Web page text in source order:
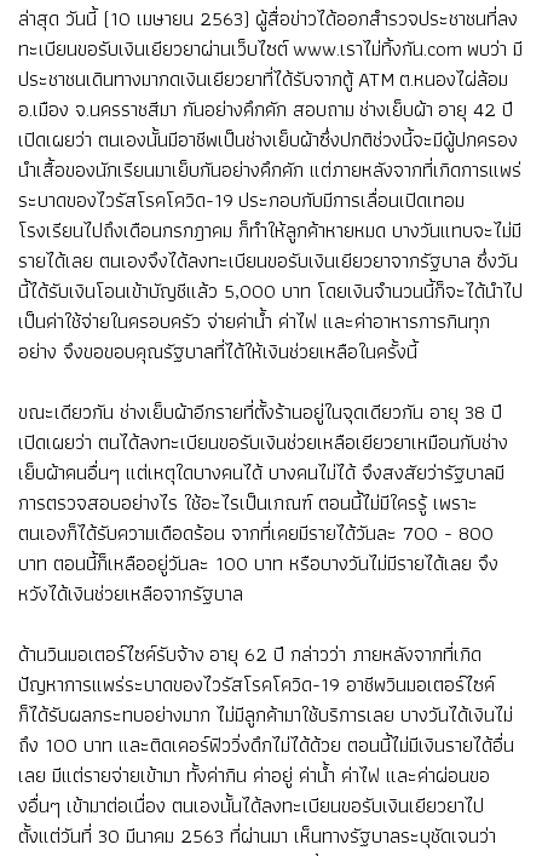
ล่าสุด วันนี้ (10 เมษายน 2563) ผู้สื่อข่าวได้ออกสำรวจประชาชนที่ลง
ทะเบียนขอรับเงินเยียวยาผ่านเว็บไซต์ www.เราไม่ทิ้งกัน.com พบว่า มี
ประชาชนเดินทางมากดเงินเยียวยาที่ได้รับจากตู้ ATM ต.หนองไผ่ล้อม
อ.เมือง จ.นครราชสีมา กันอย่างคึกคัก สอบถาม ช่างเย็บผ้า อายุ 42 ปี
เปิดเผยว่า ตนเองนั้นมีอาชีพเป็นช่างเย็บผ้าซึ่งปกติช่วงนี้จะมีผู้ปกครอง
นำเสื้อของนักเรียนมาเย็บกันอย่างคึกคัก แต่ภายหลังจากที่เกิดการแพร่
ระบาดของไวรัสโรคโควิด-19 ประกอบกับมีการเลื่อนเปิดเทอม
โรงเรียนไปถึงเดือนกรกฎาคม ก็ทำให้ลูกค้าหายหมด บางวันแทบจะไม่มี
รายได้เลย ตนเองจึงได้ลงทะเบียนขอรับเงินเยียวยาจากรัฐบาล ซึ่งวัน
นี้ได้รับเงินโอนเข้าบัญชีแล้ว 5,000 บาท โดยเงินจำนวนนี้ก็จะได้นำไป
เป็นค่าใช้จ่ายในครอบครัว จ่ายค่าน้ำ ค่าไฟ และค่าอาหารการกินทุก
อย่าง จึงขอขอบคุณรัฐบาลที่ได้ให้เงินช่วยเหลือในครั้งนี้
ขณะเดียวกัน ช่างเย็บผ้าอีกรายที่ตั้งร้านอยู่ในจุดเดียวกัน อายุ 38 ปี
เปิดเผยว่า ตนได้ลงทะเบียนขอรับเงินช่วยเหลือเยียวยาเหมือนกับช่าง
เย็บผ้าคนอื่นๆ แต่เหตุใดบางคนได้ บางคนไม่ได้ จึงสงสัยว่ารัฐบาลมี
การตรวจสอบอย่างไร ใช้อะไรเป็นเกณฑ์ ตอนนี้ไม่มีใครรู้ เพราะ
ตนเองก็ได้รับความเดือดร้อน จากที่เคยมีรายได้วันละ 700 - 800
บาท ตอนนี้ก็เหลืออยู่วันละ 100 บาท หรือบางวันไม่มีรายได้เลย จึง
หวังได้เงินช่วยเหลือจากรัฐบาล
ด้านวินมอเตอร์ไซค์รับจ้าง อายุ 62 ปี กล่าวว่า ภายหลังจากที่เกิด
ปัญหาการแพร่ระบาดของไวรัสโรคโควิด-19 อาชีพวินมอเตอร์ไซค์
ก็ได้รับผลกระทบอย่างมาก ไม่มีลูกค้ามาใช้บริการเลย บางวันได้เงินไม่
ถึง 100 บาท และติดเคอร์ฟิววิ่งดึกไม่ได้ด้วย ตอนนี้ไม่มีเงินรายได้อื่น
เลย มีแต่รายจ่ายเข้ามา ทั้งค่ากิน ค่าอยู่ ค่าน้ำ ค่าไฟ และค่าผ่อนขอ
งอื่นๆ เข้ามาต่อเนื่อง ตนเองนั้นได้ลงทะเบียนขอรับเงินเยียวยาไป
ตั้งแต่วันที่ 30 มีนาคม 2563 ที่ผ่านมา เห็นทางรัฐบาลระบุชัดเจนว่า